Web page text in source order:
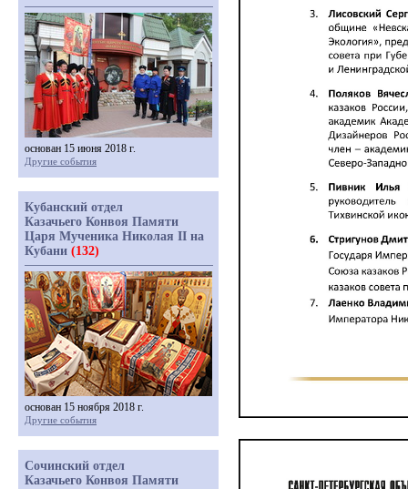
основан 15 июня 2018 г.
Другие события
Кубанский отдел
Казачьего Конвоя Памяти
Царя Мученика Николая II на
Кубани (132)
основан 15 ноября 2018 г.
Другие события
Сочинский отдел
Казачьего Конвоя Памяти